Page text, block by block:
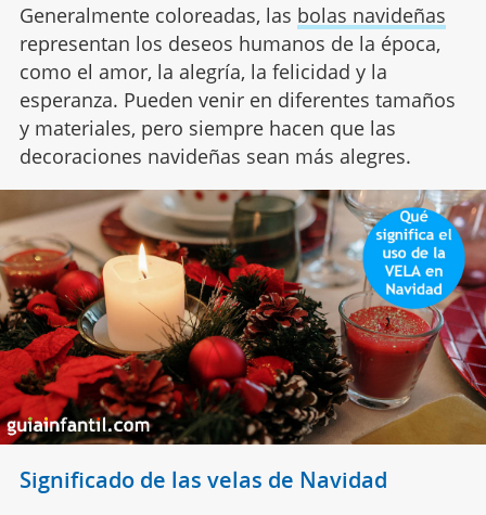
Generalmente coloreadas, las bolas navideñas
representan los deseos humanos de la época,
como el amor, la alegría, la felicidad y la
esperanza. Pueden venir en diferentes tamaños
y materiales, pero siempre hacen que las
decoraciones navideñas sean más alegres.
Significado de las velas de Navidad